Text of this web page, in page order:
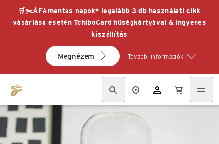
🛒✂️ÁFAmentes napok* legalább 3 db használati cikk
vásárlása esetén TchiboCard hűségkártyával & ingyenes
kiszállítás
Megnézem További információk